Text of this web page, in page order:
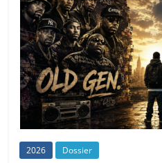
2026 Dossier